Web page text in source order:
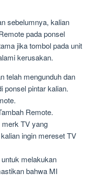
sebelumnya, kalian
pada ponsel
jika tombol pada unit
kerusakan.
telah mengunduh dan
ponsel pintar kalian.
Remote.
merk TV yang
ingin mereset TV
melakukan
bahwa MI